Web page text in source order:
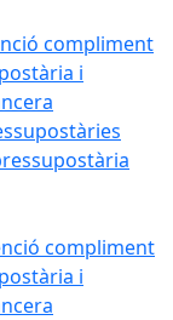
compliment
i
compliment
i